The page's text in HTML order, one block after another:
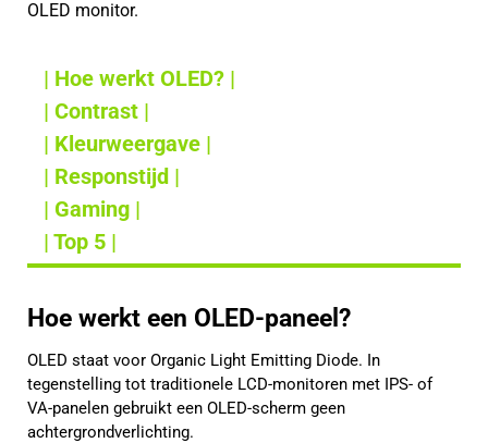
OLED monitor.
| Hoe werkt OLED? |
| Contrast |
| Kleurweergave |
| Responstijd |
| Gaming |
| Top 5 |
Hoe werkt een OLED-paneel?
OLED staat voor Organic Light Emitting Diode. In
tegenstelling tot traditionele LCD-monitoren met IPS- of
VA-panelen gebruikt een OLED-scherm geen
achtergrondverlichting.